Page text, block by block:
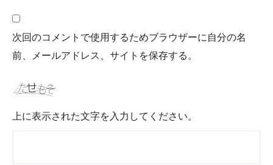
次回のコメントで使用するためブラウザーに自分の名
前、メールアドレス、サイトを保存する。
上に表示された文字を入力してください。